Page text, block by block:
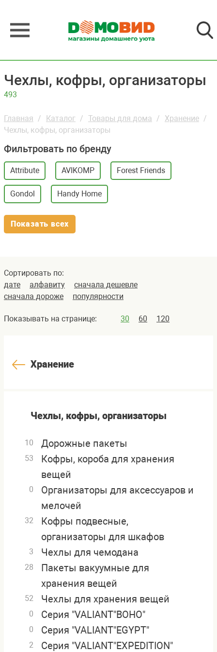
Чехлы, кофры, организаторы
493
Главная Каталог Товары для дома
Хранение
Чехлы, кофры, организаторы
Фильтровать по бренду
Attribute AVIKOMP Forest Friends
Gondol Handy Home
Показать всех
Сортировать по:
дате
алфавиту
сначала дешевле
сначала дороже
популярности
Показывать на странице: 30 60 120
Хранение
Чехлы, кофры, организаторы
10 Дорожные пакеты
53
Кофры, короба для хранения
вещей
0
Организаторы для аксессуаров и
мелочей
32
Кофры подвесные,
организаторы для шкафов
3 Чехлы для чемодана
28
Пакеты вакуумные для
хранения вещей
52 Чехлы для хранения вещей
0 Серия "VALIANT"BOHO"
0 Серия "VALIANT"EGYPT"
2 Серия "VALIANT"EXPEDITION"